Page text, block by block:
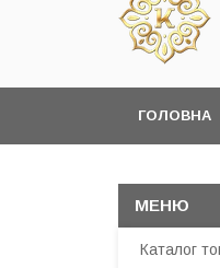
ГОЛОВНА
Каталог